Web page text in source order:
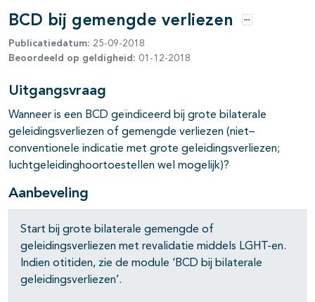
open- en dichtklappen
BCD bij gemengde verliezen Opties
Publicatiedatum: 25-09-2018
Beoordeeld op geldigheid: 01-12-2018
Uitgangsvraag
Wanneer is een BCD geïndiceerd bij grote bilaterale
geleidingsverliezen of gemengde verliezen (niet–
conventionele indicatie met grote geleidingsverliezen;
luchtgeleidinghoortoestellen wel mogelijk)?
Aanbeveling
Start bij grote bilaterale gemengde of
geleidingsverliezen met revalidatie middels LGHT-en.
Indien otitiden, zie de module ‘BCD bij bilaterale
geleidingsverliezen’.